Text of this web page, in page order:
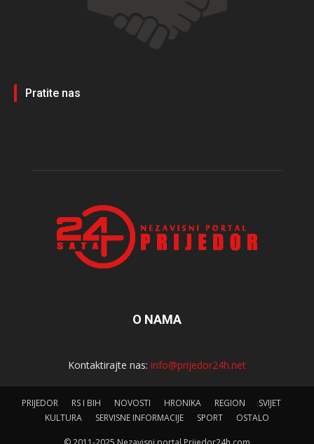
Pratite nas
O NAMA
Kontaktirajte nas: info@prijedor24h.net
PRIJEDOR RS I BIH NOVOSTI HRONIKA REGION
SVIJET
KULTURA
SERVISNE INFORMACIJE SPORT OSTALO